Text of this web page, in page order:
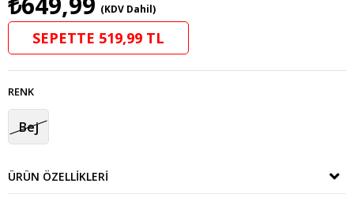
(KDV Dahil)
SEPETTE 519,99 TL
RENK
Bej
ÜRÜN ÖZELLIKLERI